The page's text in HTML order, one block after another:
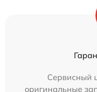
Сервисный
оригинальные